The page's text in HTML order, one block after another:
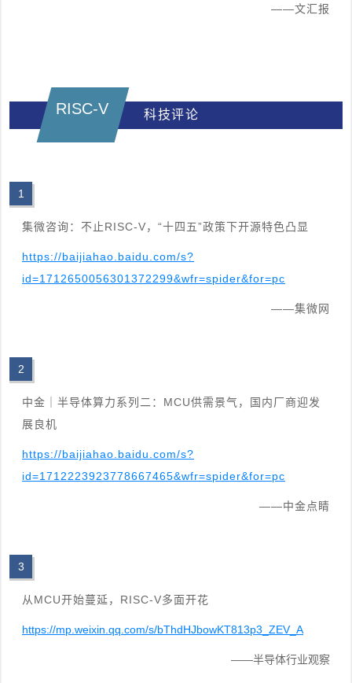
——文汇报
RISC-V 科技评论
1
集微咨询：不止RISC-V，“十四五”政策下开源特色凸显
https://baijiahao.baidu.com/s?
id=1712650056301372299&wfr=spider&for=pc
——集微网
2
中金｜半导体算力系列二：MCU供需景气，国内厂商迎发
展良机
https://baijiahao.baidu.com/s?
id=1712223923778667465&wfr=spider&for=pc
——中金点睛
3
从MCU开始蔓延，RISC-V多面开花
https://mp.weixin.qq.com/s/bThdHJbowKT813p3_ZEV_A
——半导体行业观察